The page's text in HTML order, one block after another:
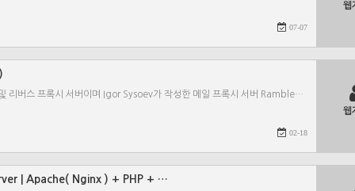
07-07
웹
버스 프록시 서버이며 Igor Sysoev가 작성한 메일 프록시 서버 Ramble…
02-18
웹
| Apache( Nginx ) + PHP + …